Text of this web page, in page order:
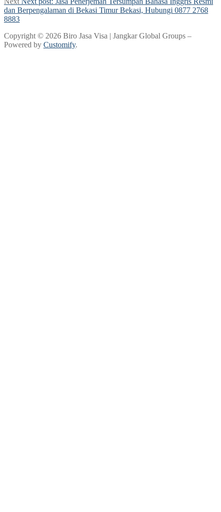
dan Berpengalaman di Bekasi Timur Bekasi, Hubungi 0877 2768
8883
Copyright © 2026 Biro Jasa Visa | Jangkar Global Groups –
Powered by Customify.